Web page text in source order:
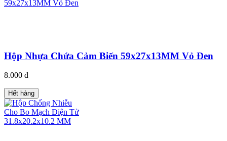
Hộp Nhựa Chứa Cảm Biến 59x27x13MM Vỏ Đen
8.000 đ
Hết hàng